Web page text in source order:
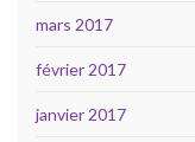
mars 2017
février 2017
janvier 2017